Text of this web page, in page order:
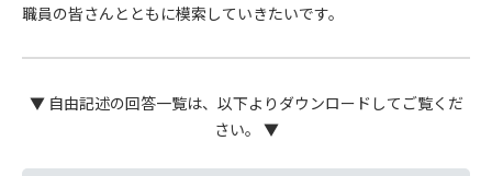
職員の皆さんとともに模索していきたいです。
▼ 自由記述の回答一覧は、以下よりダウンロードしてご覧くだ
さい。 ▼